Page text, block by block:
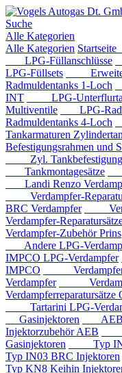
Suche
Alle Kategorien
Alle Kategorien Startseite
LPG-Füllanschlüsse
LPG-Füllsets
Radmuldentanks 1-Loch
INT
LPG-
Multiventile
LPG-
Radmuldentanks 4-Loch
Tankarmaturen
Befestigungsrahmen und
Zyl.
Tankmontagesätze
Landi Renzo
Verdampfer-
BRC Verdampfer
Verdampfer-
Verdampfer-Zubehör Prins
Andere LPG-
IMPCO LPG-Verdampfer
IMPCO
Verdampfer
Tartarini LPG-
Gasinjektoren
AEB /
Injektorzubehör AEB
Gasinjektoren
Typ
Typ IN03 BRC Injektoren
Typ KN8 Keihin